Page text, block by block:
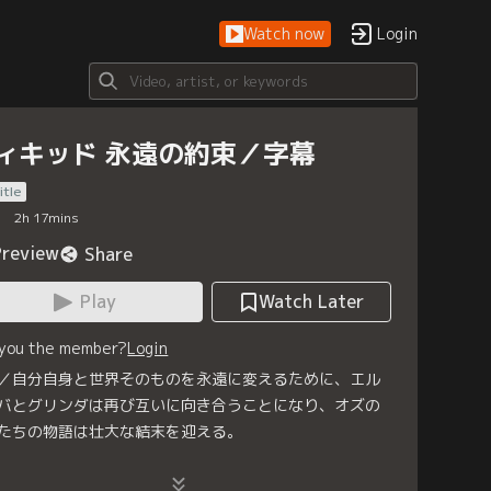
Watch now Login
キッド 永遠の約束／字幕
2h 17mins
Share
Play
Watch Later
the member?Login
自分自身と世界そのものを永遠に変えるために、エル
とグリンダは再び互いに向き合うことになり、オズの
ちの物語は壮大な結末を迎える。